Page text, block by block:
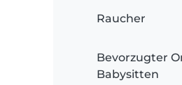
Raucher
Bevorzugter
Babysitten